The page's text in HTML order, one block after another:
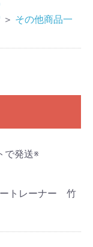
＞ その他商品一
で発送※
ートレーナー 竹